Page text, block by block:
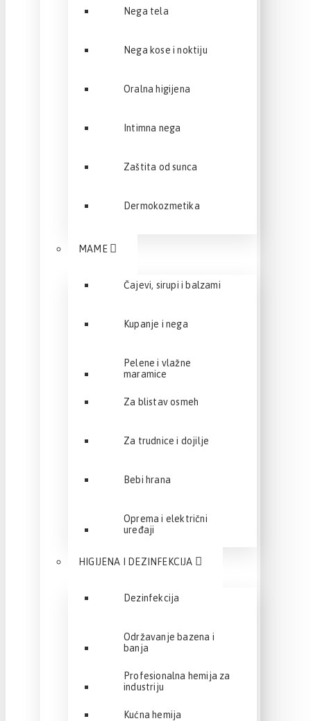
Nega tela
Nega kose i noktiju
Oralna higijena
Intimna nega
Zaštita od sunca
Dermokozmetika
MAME
Čajevi, sirupi i balzami
Kupanje i nega
Pelene i vlažne
maramice
Za blistav osmeh
Za trudnice i dojilje
Bebi hrana
Oprema i električni
uređaji
HIGIJENA I DEZINFEKCIJA
Dezinfekcija
Održavanje bazena i
banja
Profesionalna hemija za
industriju
Kućna hemija